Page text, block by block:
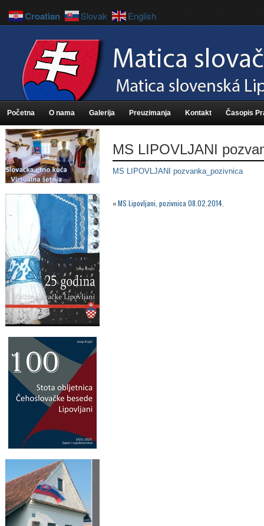
Početna O nama Galerija Preuzimanja Kontakt Časopis
MS LIPOVLJANI
MS LIPOVLJANI pozvanka_pozivnica
«MS Lipovljani, pozivnica 08.02.2014.
Croatian Slovak English